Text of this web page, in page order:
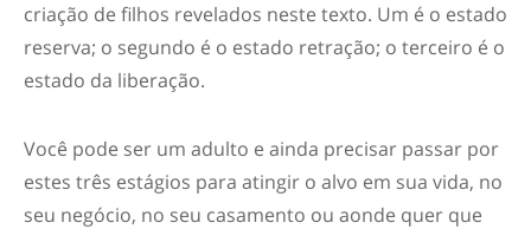
criação de filhos revelados neste texto. Um é o estado
reserva; o segundo é o estado retração; o terceiro é o
estado da liberação.
Você pode ser um adulto e ainda precisar passar por
estes três estágios para atingir o alvo em sua vida, no
seu negócio, no seu casamento ou aonde quer que